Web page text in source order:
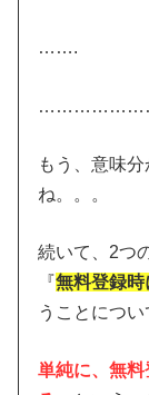
…….
もう、意味
ね。。。
続いて、2つ
『無料登録
うことにつ
単純に、無料